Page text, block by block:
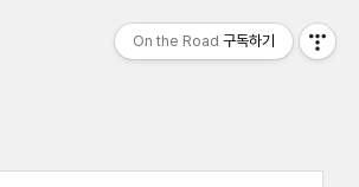
On the Road 구독하기